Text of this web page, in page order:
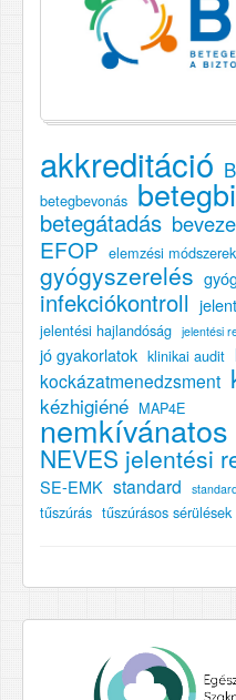
akkreditáció
betegbevonás
betegátadás
EFOP elemzési módszerek
gyógyszerelés
infekciókontroll
jelentési hajlandóság jelentési
jó gyakorlatok klinikai audit
kockázatmenedzsment
kézhigiéné MAP4E
NEVES jelentési
SE-EMK standard
tűszúrás tűszúrásos sérülések